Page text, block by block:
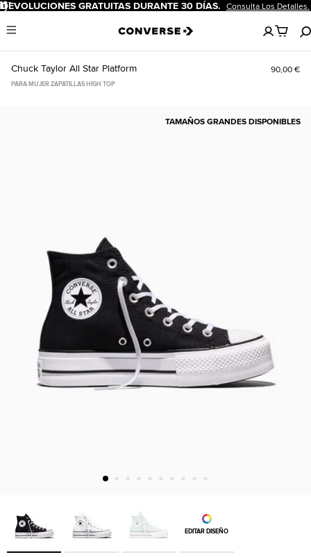
Pausar
GRATUITAS DURANTE 30 DÍAS. Consulta Los Detalles.
-20
Menu
No
hay
artículos
tu
Chuck Taylor All Star Platform 90,00 €
PARA MUJER ZAPATILLAS HIGH TOP
TAMAÑOS GRANDES DISPONIBLES
EDITAR DISEÑO